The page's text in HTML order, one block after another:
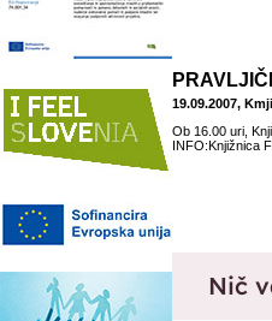
19.09.2007,
Ob 16.00 uri,
INFO:Knjižnica